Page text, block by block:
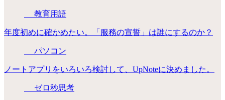
教育用語
年度初めに確かめたい。「服務の宣誓」は誰にするのか？
パソコン
ノートアプリをいろいろ検討して、UpNoteに決めました。
ゼロ秒思考